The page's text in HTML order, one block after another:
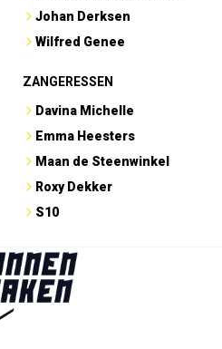
Johan Derksen
Wilfred Genee
ZANGERESSEN
Davina Michelle
Emma Heesters
Maan de Steenwinkel
Roxy Dekker
S10